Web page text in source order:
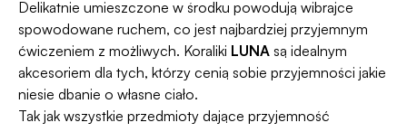
Delikatnie umieszczone w środku powodują wibrajce
spowodowane ruchem, co jest najbardziej przyjemnym
ćwiczeniem z możliwych. Koraliki LUNA są idealnym
akcesoriem dla tych, którzy cenią sobie przyjemności jakie
niesie dbanie o własne ciało.
Tak jak wszystkie przedmioty dające przyjemność